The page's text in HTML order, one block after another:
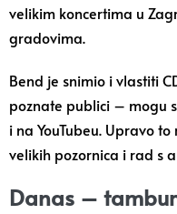
velikim koncertima u
gradovima.
Bend je snimio i vlastiti
poznate publici – mogu
i na YouTubeu. Upravo
velikih pozornica i rad s
Danas –